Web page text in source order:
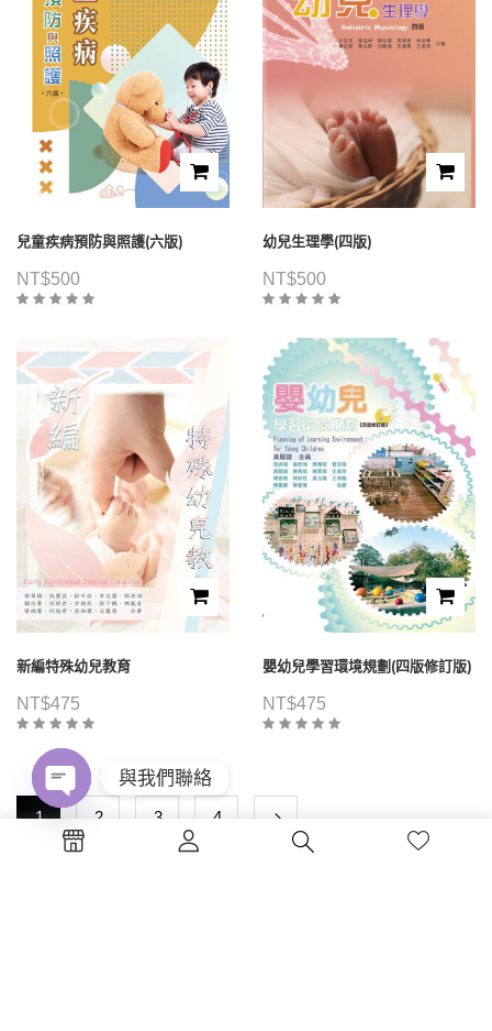
兒童疾病預防與照護(六版)
NT$500
幼兒生理學(四版)
NT$500
新編特殊幼兒教育
NT$475
嬰幼兒學習環境規劃(四版修訂版)
NT$475
1 2 3 4
與我們聯絡
Open
chaty